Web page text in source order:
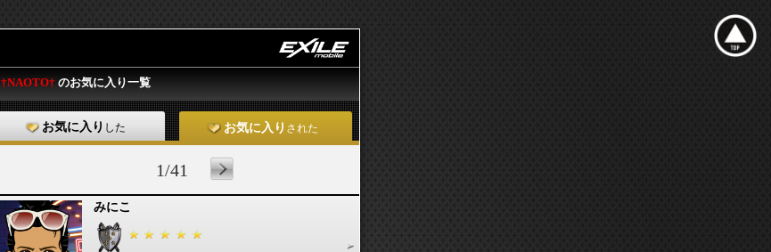
†NAOTO† のお気に入り一覧
お気に入り した お気に入り された
1/41
みにこ